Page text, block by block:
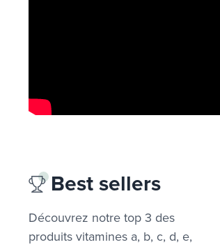
Best sellers
Découvrez notre top 3 des
produits vitamines a, b, c, d, e,